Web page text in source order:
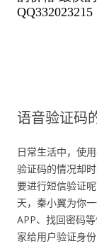
语音验证码
日常生活中，使
验证码的情况却
要进行短信验证
天，秦小翼为你
APP、找回密码
家给用户验证身